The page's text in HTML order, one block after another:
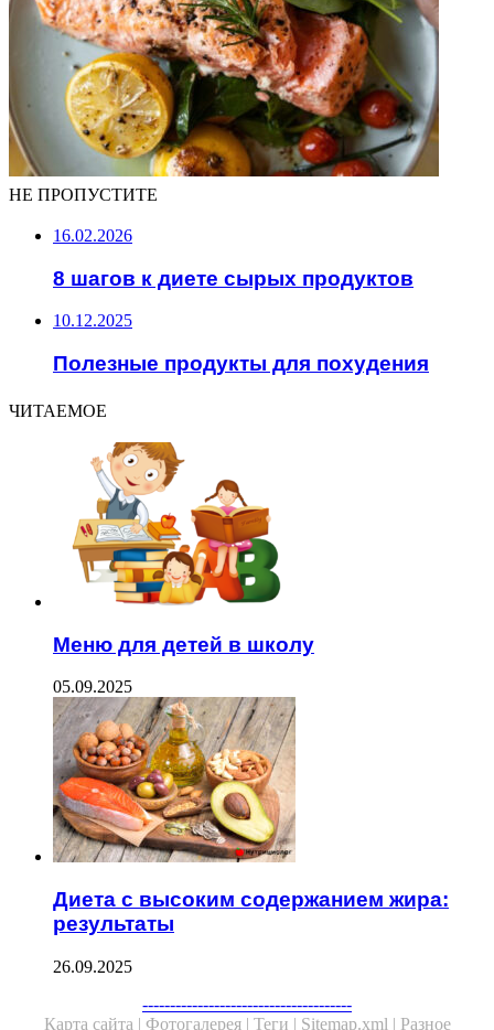
НЕ ПРОПУСТИТЕ
16.02.2026
8 шагов к диете сырых продуктов
10.12.2025
Полезные продукты для похудения
ЧИТАЕМОЕ
Меню для детей в школу
05.09.2025
Диета с высоким содержанием жира:
результаты
26.09.2025
--------------------------------------
Карта сайта | Фотогалерея | Теги | Sitemap.xml | Разное